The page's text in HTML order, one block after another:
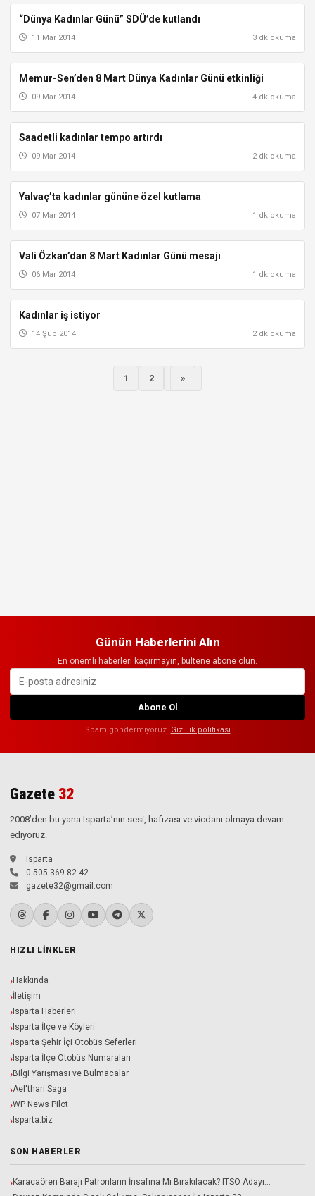
ISPARTA
“Dünya Kadınlar Günü” SDÜ’de kutlandı
11 Mar 2014 3 dk okuma
ISPARTA
Memur-Sen’den 8 Mart Dünya Kadınlar Günü etkinliği
09 Mar 2014 4 dk okuma
ISPARTA
Saadetli kadınlar tempo artırdı
09 Mar 2014 2 dk okuma
ISPARTA
Yalvaç’ta kadınlar gününe özel kutlama
07 Mar 2014 1 dk okuma
ISPARTA
Vali Özkan’dan 8 Mart Kadınlar Günü mesajı
06 Mar 2014 1 dk okuma
ISPARTA
Kadınlar iş istiyor
14 Şub 2014 2 dk okuma
1 2 Sonraki
»
Günün Haberlerini Alın
En önemli haberleri kaçırmayın, bültene abone olun.
Abone Ol
Spam göndermiyoruz. Gizlilik politikası
Gazete 32
2008’den bu yana Isparta’nın sesi, hafızası ve vicdanı olmaya devam
ediyoruz.
Isparta
0 505 369 82 42
gazete32@gmail.com
HIZLI LINKLER
Hakkında
İletişim
Isparta Haberleri
Isparta İlçe ve Köyleri
Isparta Şehir İçi Otobüs Seferleri
Isparta İlçe Otobüs Numaraları
Bilgi Yarışması ve Bulmacalar
Ael'thari Saga
WP News Pilot
Isparta.biz
SON HABERLER
Karacaören Barajı Patronların İnsafına Mı Bırakılacak? ITSO Adayı…